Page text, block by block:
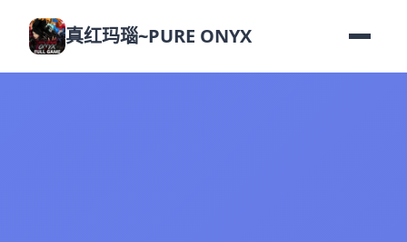
真红玛瑙~PURE ONYX